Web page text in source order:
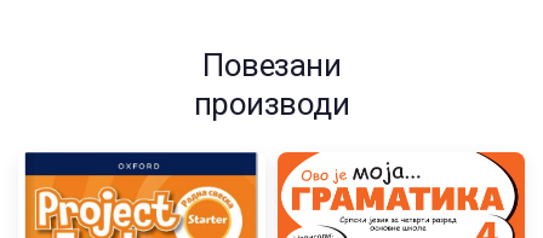
Повезани
производи